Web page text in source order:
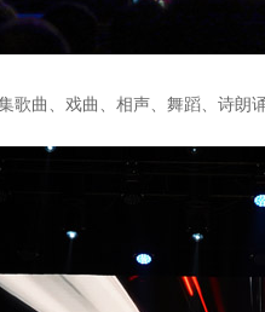
曲、戏曲、相声、舞蹈、诗朗